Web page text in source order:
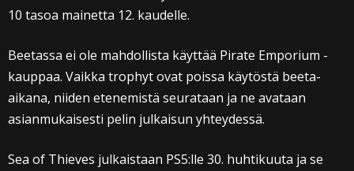
10 tasoa mainetta 12. kaudelle.
Beetassa ei ole mahdollista käyttää Pirate Emporium -
kauppaa. Vaikka trophyt ovat poissa käytöstä beeta-
aikana, niiden etenemistä seurataan ja ne avataan
asianmukaisesti pelin julkaisun yhteydessä.
Sea of Thieves julkaistaan PS5:lle 30. huhtikuuta ja se